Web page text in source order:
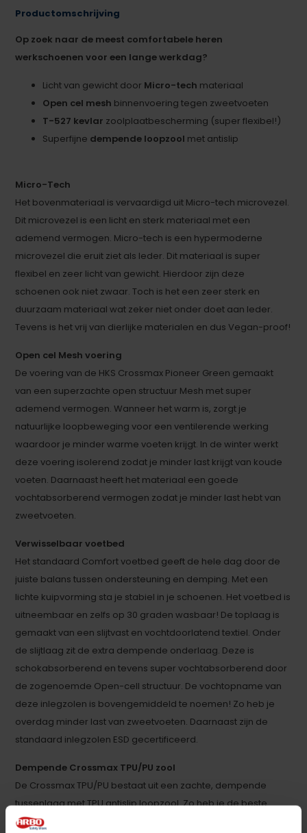
Productomschrijving
Op zoek naar de meest comfortabele heren
werkschoenen voor een lange werkdag?
Licht van gewicht door Micro-tech materiaal
Open cel mesh binnenvoering tegen zweetvoeten
T-527 kevlar zoolplaatbescherming (super flexibel!)
Superfijne dempende loopzool met antislip
Micro-Tech
Het bovenmateriaal is vervaardigd uit Micro-tech microvezel.
Dit microvezel is een licht en sterk materiaal met een
ademend vermogen. Micro-tech is een hypermoderne
microvezel die eruit ziet als leder. Dit materiaal is super
flexibel en zeer licht van gewicht. Hierdoor zijn deze
schoenen ook niet zwaar. Toch is het een zeer sterk en
duurzaam materiaal wat zeker niet onder doet aan leder.
Tevens is het vrij van dierlijke materialen en dus Vegan-proof!
Open cel Mesh voering
De voering van de HKS Crossmax Pioneer Green gemaakt
van een superzachte open structuur Mesh met super
ademend vermogen. Wanneer het warm is, zorgt je
natuurlijke loopbeweging voor een ventilerende werking
waardoor je minder warme voeten krijgt. In de winter werkt
deze voering isolerend zodat je minder last krijgt van koude
voeten. Daarnaast heeft het materiaal een goede
vochtabsorberend vermogen zodat je minder last hebt van
zweetvoeten.
Verwisselbaar voetbed
Het standaard Comfort voetbed geeft de hele dag door de
juiste balans tussen ondersteuning en demping. Met een
lichte kuipvorming sta je stabiel in je schoenen. Het voetbed is
uitneembaar en zelfs op 30 graden wasbaar! De toplaag is
gemaakt van een slijtvast en vochtdoorlatend textiel. Onder
de slijtlaag zit de extra dempende onderlaag. Deze is
schokabsorberend en tevens super vochtabsorberend door
de zogenoemde Open-cell structuur. De vochtopname van
deze inlegzolen is bovengemiddeld te noemen! Zo heb je
overdag minder last van zweetvoeten. Daarnaast zijn de
standaard inlegzolen ESD gecertificeerd.
Dempende Crossmax TPU/PU zool
De Crossmax TPU/PU bestaat uit een zachte, dempende
tussenlaag met TPU antislip loopzool. Zo heb je de beste
combi van demping tijdens je werkzaamheden en een